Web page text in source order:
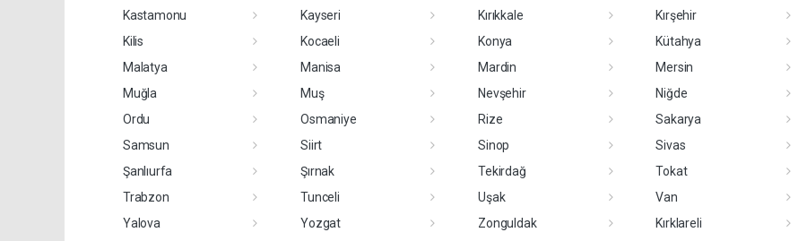
Kastamonu
Kayseri Kırıkkale
Kırşehir
Kilis
Kocaeli Konya
Kütahya
Malatya
Manisa Mardin
Mersin
Muğla
Muş Nevşehir
Niğde
Ordu
Osmaniye Rize
Sakarya
Samsun
Siirt Sinop
Sivas
Şanlıurfa
Şırnak Tekirdağ
Tokat
Trabzon
Tunceli Uşak
Van
Yalova
Yozgat Zonguldak
Kırklareli